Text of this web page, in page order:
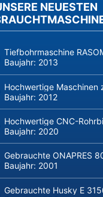
NEUESTEN
Tiefbohrmaschine
Baujahr: 2013
Hochwertige Maschinen
Baujahr: 2012
Hochwertige CNC-
Baujahr: 2020
Gebrauchte ONAPRES
Baujahr: 2001
Gebrauchte Husky E